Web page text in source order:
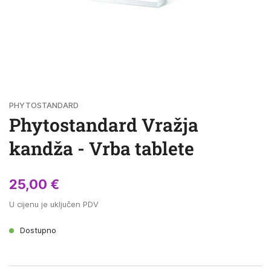
PHYTOSTANDARD
Phytostandard Vražja
kandža - Vrba tablete
25,00 €
U cijenu je uključen PDV
Dostupno
to
the
beginning
of
images
gallery